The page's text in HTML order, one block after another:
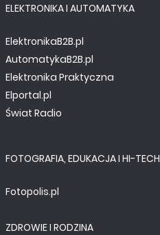
ELEKTRONIKA I AUTOMATYKA
ElektronikaB2B.pl
AutomatykaB2B.pl
Elektronika Praktyczna
Elportal.pl
Świat Radio
FOTOGRAFIA, EDUKACJA I HI-TECH
Fotopolis.pl
ZDROWIE I RODZINA